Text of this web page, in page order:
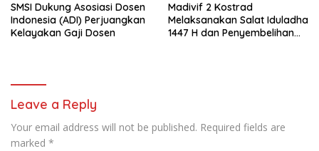
SMSI Dukung Asosiasi Dosen
Indonesia (ADI) Perjuangkan
Kelayakan Gaji Dosen
Madivif 2 Kostrad
Melaksanakan Salat Iduladha
1447 H dan Penyembelihan
Leave a Reply
Your email address will not be published. Required fields are
marked *